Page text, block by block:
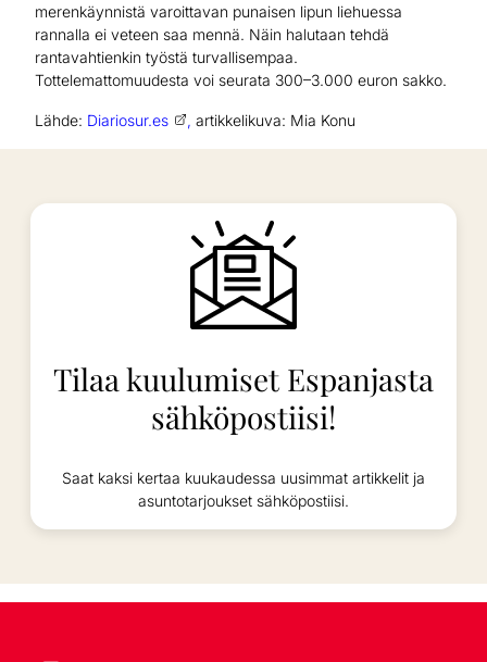
merenkäynnistä varoittavan punaisen lipun liehuessa
rannalla ei veteen saa mennä. Näin halutaan tehdä
rantavahtienkin työstä turvallisempaa.
Tottelemattomuudesta voi seurata 300–3.000 euron sakko.
Lähde: Diariosur.es , artikkelikuva: Mia Konu
Tilaa kuulumiset Espanjasta
sähköpostiisi!
Saat kaksi kertaa kuukaudessa uusimmat artikkelit ja
asuntotarjoukset sähköpostiisi.